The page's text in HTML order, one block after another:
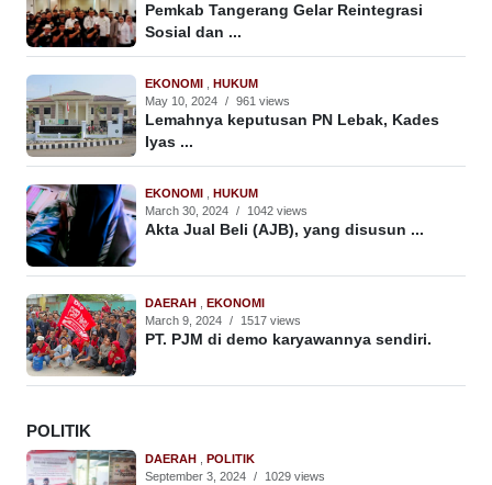
Pemkab Tangerang Gelar Reintegrasi
Sosial dan ...
EKONOMI
HUKUM
May 10, 2024 / 961 views
Lemahnya keputusan PN Lebak, Kades
Iyas ...
EKONOMI
HUKUM
March 30, 2024 / 1042 views
Akta Jual Beli (AJB), yang disusun ...
DAERAH
EKONOMI
March 9, 2024 / 1517 views
PT. PJM di demo karyawannya sendiri.
POLITIK
DAERAH
POLITIK
September 3, 2024 / 1029 views